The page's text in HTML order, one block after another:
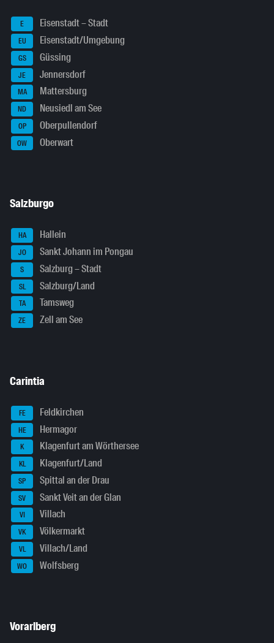
E Eisenstadt – Stadt
EU Eisenstadt/Umgebung
GS Güssing
JE Jennersdorf
MA Mattersburg
ND Neusiedl am See
OP Oberpullendorf
OW Oberwart
Salzburgo
HA Hallein
JO Sankt Johann im Pongau
S Salzburg – Stadt
SL Salzburg/Land
TA Tamsweg
ZE Zell am See
Carintia
FE Feldkirchen
HE Hermagor
K Klagenfurt am Wörthersee
KL Klagenfurt/Land
SP Spittal an der Drau
SV Sankt Veit an der Glan
VI Villach
VK Völkermarkt
VL Villach/Land
WO Wolfsberg
Vorarlberg